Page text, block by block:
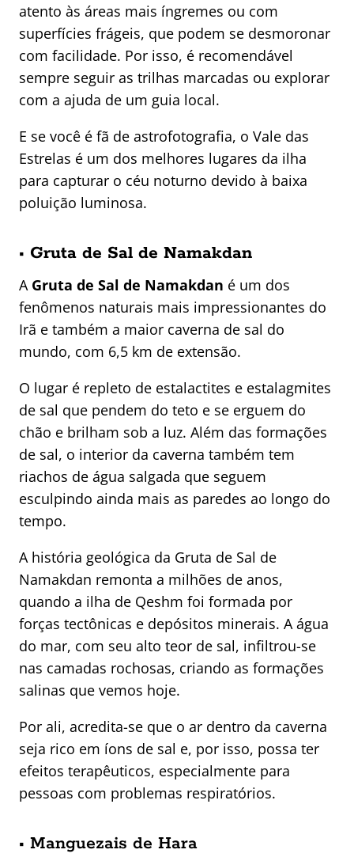
atento às áreas mais íngremes ou com
superfícies frágeis, que podem se desmoronar
com facilidade. Por isso, é recomendável
sempre seguir as trilhas marcadas ou explorar
com a ajuda de um guia local.
E se você é fã de astrofotografia, o Vale das
Estrelas é um dos melhores lugares da ilha
para capturar o céu noturno devido à baixa
poluição luminosa.
• Gruta de Sal de Namakdan
A Gruta de Sal de Namakdan é um dos
fenômenos naturais mais impressionantes do
Irã e também a maior caverna de sal do
mundo, com 6,5 km de extensão.
O lugar é repleto de estalactites e estalagmites
de sal que pendem do teto e se erguem do
chão e brilham sob a luz. Além das formações
de sal, o interior da caverna também tem
riachos de água salgada que seguem
esculpindo ainda mais as paredes ao longo do
tempo.
A história geológica da Gruta de Sal de
Namakdan remonta a milhões de anos,
quando a ilha de Qeshm foi formada por
forças tectônicas e depósitos minerais. A água
do mar, com seu alto teor de sal, infiltrou-se
nas camadas rochosas, criando as formações
salinas que vemos hoje.
Por ali, acredita-se que o ar dentro da caverna
seja rico em íons de sal e, por isso, possa ter
efeitos terapêuticos, especialmente para
pessoas com problemas respiratórios.
• Manguezais de Hara